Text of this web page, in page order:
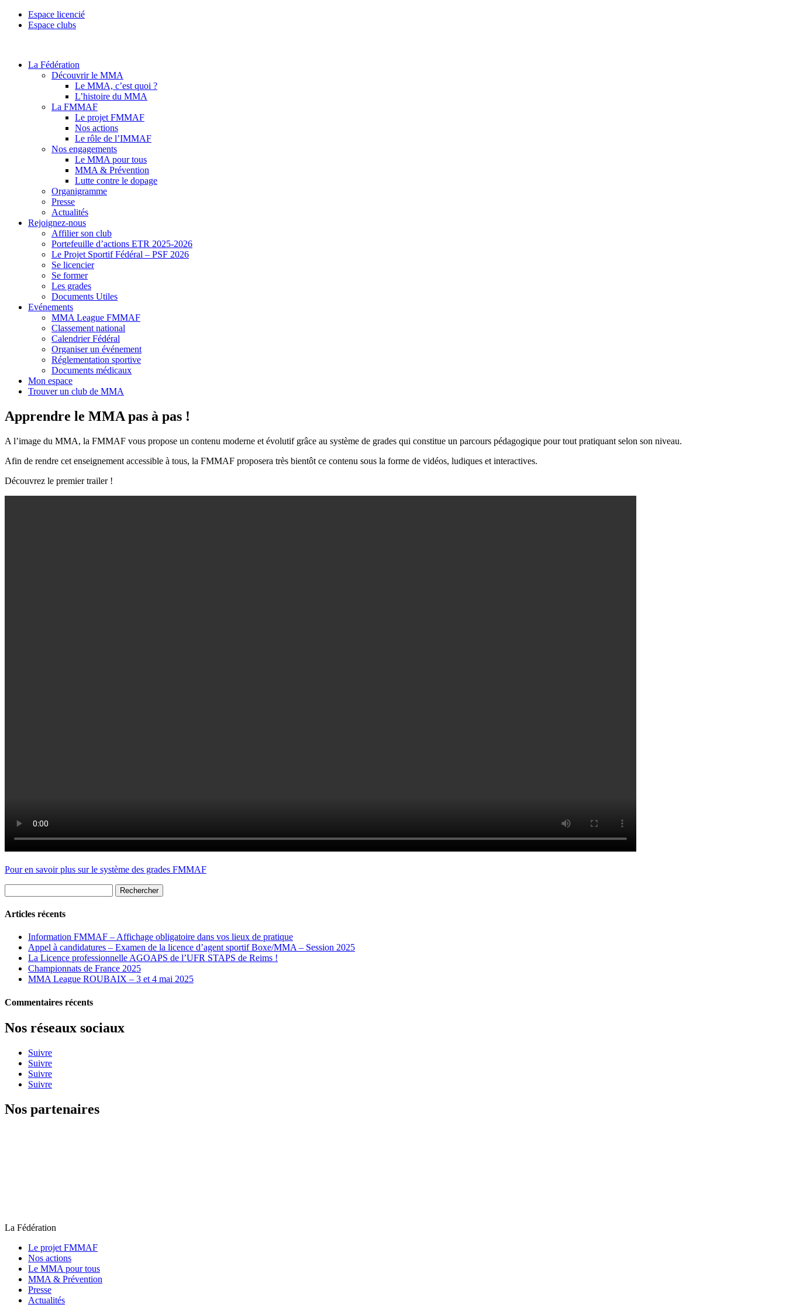
Espace licencié
Espace clubs
La Fédération
Découvrir le MMA
Le MMA, c’est quoi ?
L’histoire du MMA
La FMMAF
Le projet FMMAF
Nos actions
Le rôle de l’IMMAF
Nos engagements
Le MMA pour tous
MMA & Prévention
Lutte contre le dopage
Organigramme
Presse
Actualités
Rejoignez-nous
Affilier son club
Portefeuille d’actions ETR 2025-2026
Le Projet Sportif Fédéral – PSF 2026
Se licencier
Se former
Les grades
Documents Utiles
Evénements
MMA League FMMAF
Classement national
Calendrier Fédéral
Organiser un événement
Réglementation sportive
Documents médicaux
Mon espace
Trouver un club de MMA
Apprendre le MMA pas à pas !
A l’image du MMA, la FMMAF vous propose un contenu moderne et évolutif grâce au système de grades qui constitue un parcours pédagogique pour tout pratiquant selon son niveau.
Afin de rendre cet enseignement accessible à tous, la FMMAF proposera très bientôt ce contenu sous la forme de vidéos, ludiques et interactives.
Découvrez le premier trailer !
Pour en savoir plus sur le système des grades FMMAF
Articles récents
Information FMMAF – Affichage obligatoire dans vos lieux de pratique
Appel à candidatures – Examen de la licence d’agent sportif Boxe/MMA – Session 2025
La Licence professionnelle AGOAPS de l’UFR STAPS de Reims !
Championnats de France 2025
MMA League ROUBAIX – 3 et 4 mai 2025
Commentaires récents
Nos réseaux sociaux
Suivre
Suivre
Suivre
Suivre
Nos partenaires
La Fédération
Le projet FMMAF
Nos actions
Le MMA pour tous
MMA & Prévention
Presse
Actualités